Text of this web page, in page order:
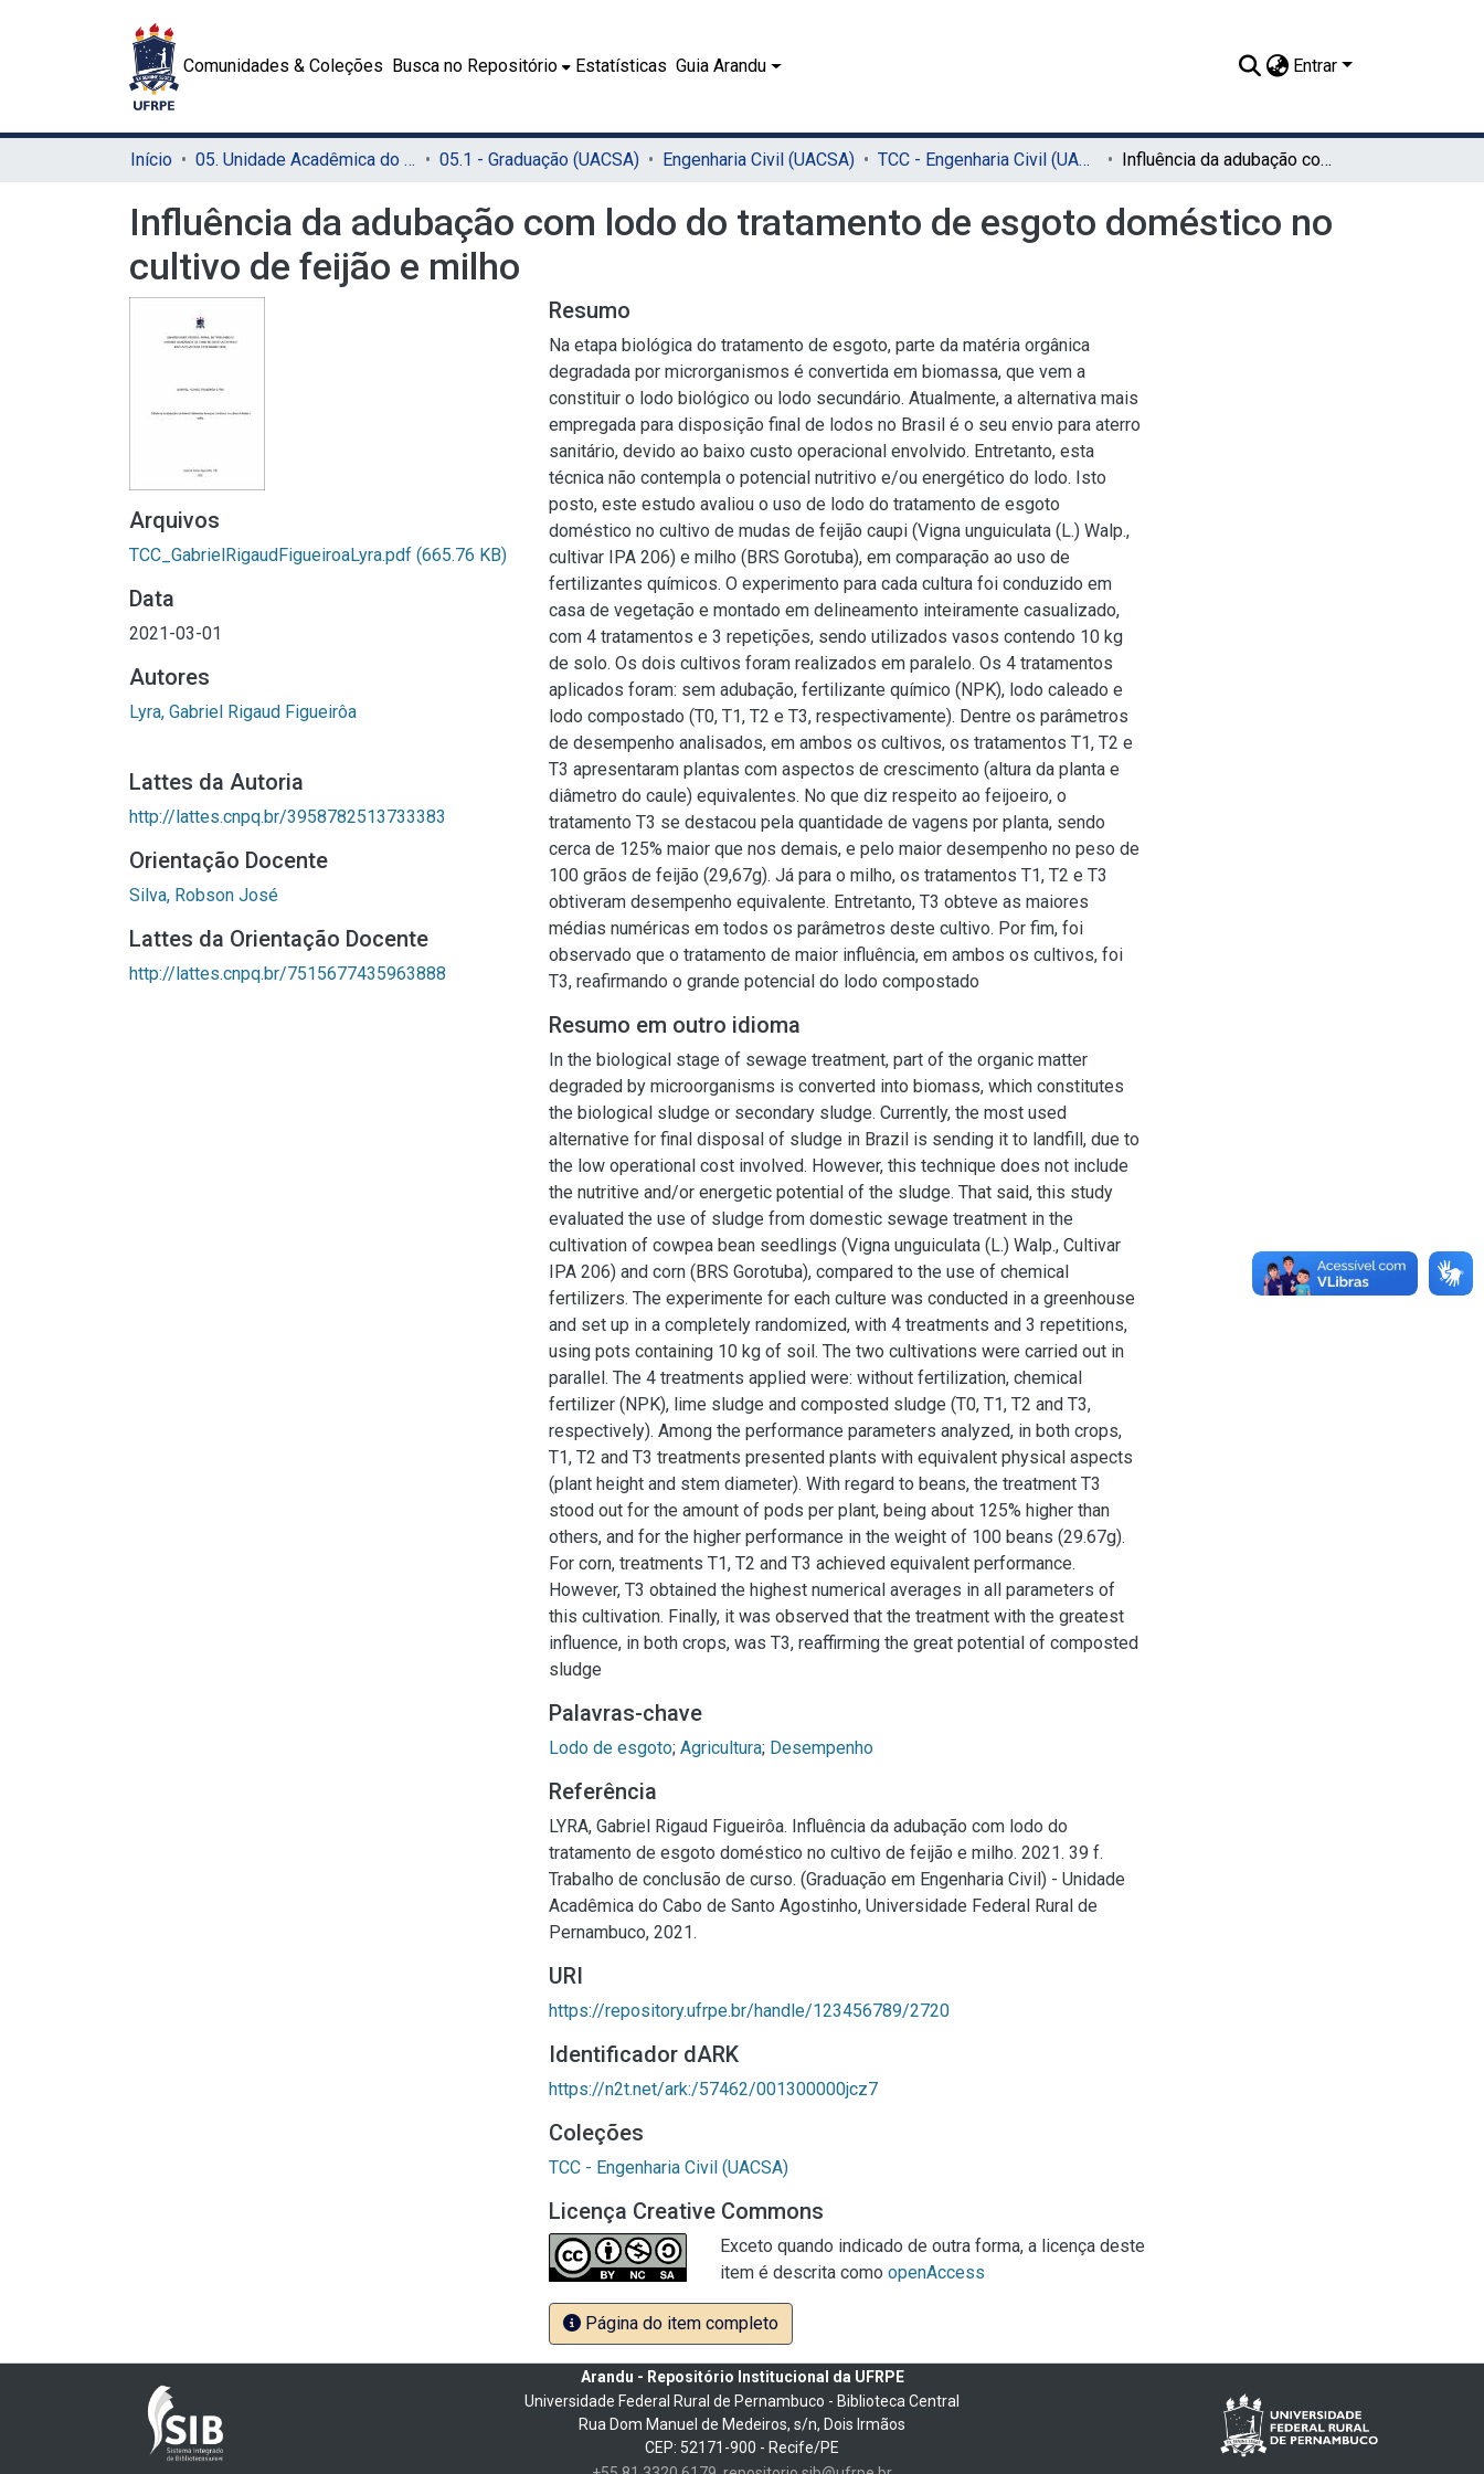
Comunidades & Coleções Busca no Repositório Estatísticas Guia Arandu Entrar
Início 05. Unidade Acadêmica do Cabo de Santo Agostinho (UACSA) 05.1 - Graduação (UACSA) Engenharia Civil (UACSA) TCC - Engenharia Civil (UACSA) Influência da adubação com lodo do tratamento de esgoto doméstico no cultivo de feijão e milho
Influência da adubação com lodo do tratamento de esgoto doméstico no
cultivo de feijão e milho
Arquivos
TCC_GabrielRigaudFigueiroaLyra.pdf (665.76 KB)
Data
2021-03-01
Autores
Lyra, Gabriel Rigaud Figueirôa
Lattes da Autoria
http://lattes.cnpq.br/3958782513733383
Orientação Docente
Silva, Robson José
Lattes da Orientação Docente
http://lattes.cnpq.br/7515677435963888
Resumo
Na etapa biológica do tratamento de esgoto, parte da matéria orgânica
degradada por microrganismos é convertida em biomassa, que vem a
constituir o lodo biológico ou lodo secundário. Atualmente, a alternativa mais
empregada para disposição final de lodos no Brasil é o seu envio para aterro
sanitário, devido ao baixo custo operacional envolvido. Entretanto, esta
técnica não contempla o potencial nutritivo e/ou energético do lodo. Isto
posto, este estudo avaliou o uso de lodo do tratamento de esgoto
doméstico no cultivo de mudas de feijão caupi (Vigna unguiculata (L.) Walp.,
cultivar IPA 206) e milho (BRS Gorotuba), em comparação ao uso de
fertilizantes químicos. O experimento para cada cultura foi conduzido em
casa de vegetação e montado em delineamento inteiramente casualizado,
com 4 tratamentos e 3 repetições, sendo utilizados vasos contendo 10 kg
de solo. Os dois cultivos foram realizados em paralelo. Os 4 tratamentos
aplicados foram: sem adubação, fertilizante químico (NPK), lodo caleado e
lodo compostado (T0, T1, T2 e T3, respectivamente). Dentre os parâmetros
de desempenho analisados, em ambos os cultivos, os tratamentos T1, T2 e
T3 apresentaram plantas com aspectos de crescimento (altura da planta e
diâmetro do caule) equivalentes. No que diz respeito ao feijoeiro, o
tratamento T3 se destacou pela quantidade de vagens por planta, sendo
cerca de 125% maior que nos demais, e pelo maior desempenho no peso de
100 grãos de feijão (29,67g). Já para o milho, os tratamentos T1, T2 e T3
obtiveram desempenho equivalente. Entretanto, T3 obteve as maiores
médias numéricas em todos os parâmetros deste cultivo. Por fim, foi
observado que o tratamento de maior influência, em ambos os cultivos, foi
T3, reafirmando o grande potencial do lodo compostado
Resumo em outro idioma
In the biological stage of sewage treatment, part of the organic matter
degraded by microorganisms is converted into biomass, which constitutes
the biological sludge or secondary sludge. Currently, the most used
alternative for final disposal of sludge in Brazil is sending it to landfill, due to
the low operational cost involved. However, this technique does not include
the nutritive and/or energetic potential of the sludge. That said, this study
evaluated the use of sludge from domestic sewage treatment in the
cultivation of cowpea bean seedlings (Vigna unguiculata (L.) Walp., Cultivar
IPA 206) and corn (BRS Gorotuba), compared to the use of chemical
fertilizers. The experimente for each culture was conducted in a greenhouse
and set up in a completely randomized, with 4 treatments and 3 repetitions,
using pots containing 10 kg of soil. The two cultivations were carried out in
parallel. The 4 treatments applied were: without fertilization, chemical
fertilizer (NPK), lime sludge and composted sludge (T0, T1, T2 and T3,
respectively). Among the performance parameters analyzed, in both crops,
T1, T2 and T3 treatments presented plants with equivalent physical aspects
(plant height and stem diameter). With regard to beans, the treatment T3
stood out for the amount of pods per plant, being about 125% higher than
others, and for the higher performance in the weight of 100 beans (29.67g).
For corn, treatments T1, T2 and T3 achieved equivalent performance.
However, T3 obtained the highest numerical averages in all parameters of
this cultivation. Finally, it was observed that the treatment with the greatest
influence, in both crops, was T3, reaffirming the great potential of composted
sludge
Palavras-chave
Lodo de esgoto; Agricultura; Desempenho
Referência
LYRA, Gabriel Rigaud Figueirôa. Influência da adubação com lodo do
tratamento de esgoto doméstico no cultivo de feijão e milho. 2021. 39 f.
Trabalho de conclusão de curso. (Graduação em Engenharia Civil) - Unidade
Acadêmica do Cabo de Santo Agostinho, Universidade Federal Rural de
Pernambuco, 2021.
URI
https://repository.ufrpe.br/handle/123456789/2720
Identificador dARK
https://n2t.net/ark:/57462/001300000jcz7
Coleções
TCC - Engenharia Civil (UACSA)
Licença Creative Commons
Exceto quando indicado de outra forma, a licença deste
item é descrita como openAccess
Página do item completo
Arandu - Repositório Institucional da UFRPE
Universidade Federal Rural de Pernambuco - Biblioteca Central
Rua Dom Manuel de Medeiros, s/n, Dois Irmãos
CEP: 52171-900 - Recife/PE